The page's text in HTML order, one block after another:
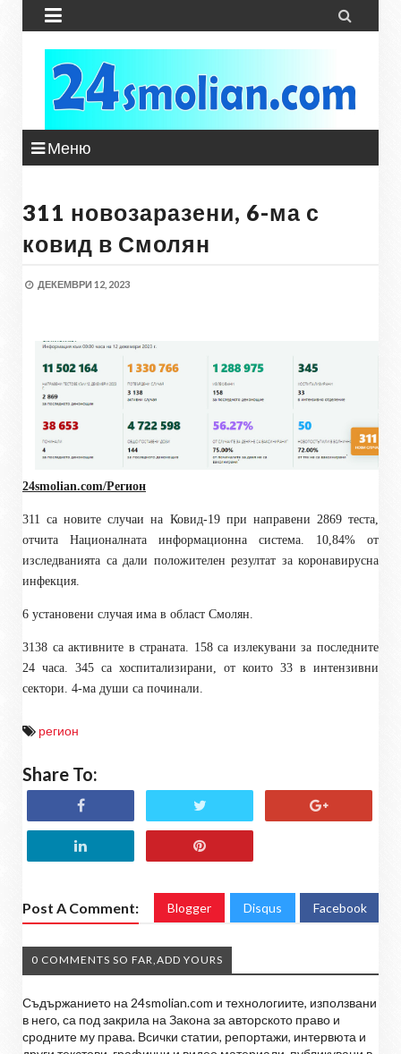
 
Меню
311 новозаразени, 6-ма с
ковид в Смолян
ДЕКЕМВРИ 12, 2023
24smolian.com/Регион
311 са новите случаи на Ковид-19 при направени 2869 теста,
отчита Националната информационна система. 10,84% от
изследванията са дали положителен резултат за коронавирусна
инфекция.
6 установени случая има в област Смолян.
3138 са активните в страната. 158 са излекувани за последните
24 часа. 345 са хоспитализирани, от които 33 в интензивни
сектори. 4-ма души са починали.
регион
Share To:
Post A Comment: Blogger Disqus Facebook
0 COMMENTS SO FAR,ADD YOURS
Съдържанието на 24smolian.com и технологиите, използвани
в него, са под закрила на Закона за авторското право и
сродните му права. Всички статии, репортажи, интервюта и